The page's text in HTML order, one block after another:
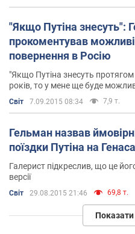
"Якщо Путіна знесуть":
прокоментував
повернення в Росію
"Якщо Путіна знесуть
років, то у мене ще буде
сподівається галерист
Світ 7.09.2015 08:34 7,9 т.
Гельман назвав
поїздки Путіна на
Галерист підкреслив, що це
версії
Світ 29.08.2015 21:46 69,8 т.